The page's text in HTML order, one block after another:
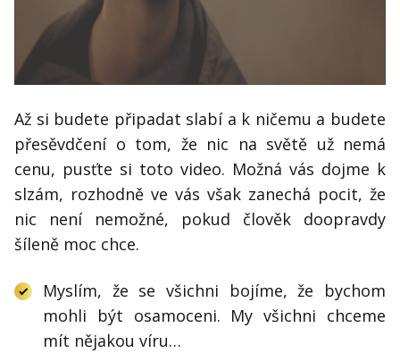
Až si budete připadat slabí a k ničemu a budete
přesěvdčení o tom, že nic na světě už nemá
cenu, pusťte si toto video. Možná vás dojme k
slzám, rozhodně ve vás však zanechá pocit, že
nic není nemožné, pokud člověk doopravdy
šíleně moc chce.
Myslím, že se všichni bojíme, že bychom
mohli být osamoceni. My všichni chceme
mít nějakou víru…